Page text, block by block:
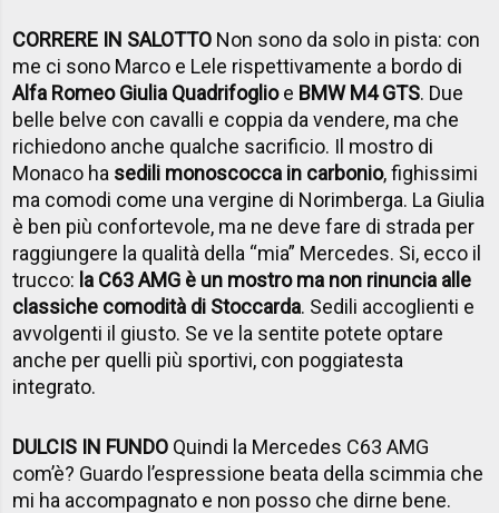
CORRERE IN SALOTTO Non sono da solo in pista: con
me ci sono Marco e Lele rispettivamente a bordo di
Alfa Romeo Giulia Quadrifoglioe BMW M4 GTS. Due
belle belve con cavalli e coppia da vendere, ma che
richiedono anche qualche sacrificio. Il mostro di
Monaco ha sedili monoscocca in carbonio, fighissimi
ma comodi come una vergine di Norimberga. La Giulia
è ben più confortevole, ma ne deve fare di strada per
raggiungere la qualità della “mia” Mercedes. Si, ecco il
trucco: la C63 AMG è un mostro ma non rinuncia alle
classiche comodità di Stoccarda. Sedili accoglienti e
avvolgenti il giusto. Se ve la sentite potete optare
anche per quelli più sportivi, con poggiatesta
integrato.
DULCIS IN FUNDO Quindi la Mercedes C63 AMG
com’è? Guardo l’espressione beata della scimmia che
mi ha accompagnato e non posso che dirne bene.